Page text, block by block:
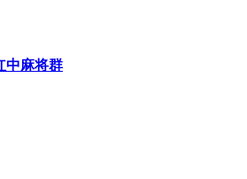
中麻将群